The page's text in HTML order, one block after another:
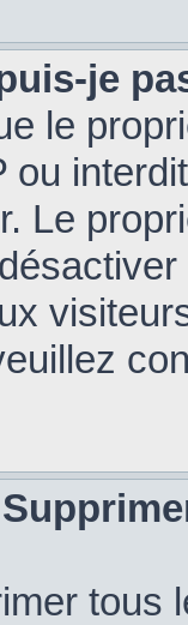
je
le
Le